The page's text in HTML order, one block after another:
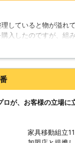
具の目安とな
か。ダンベル
い物が多々あ
を知っておく
の判断材料に
びになる際は
をなさらぬよ
5kg、ビジネス
合 座敷机35k
していると物が溢れ
入したのですが、組
お願いして家具を組み
す。次の件があった
た。説明もパパッと
ロが、お客様の立場に
家具移動組立